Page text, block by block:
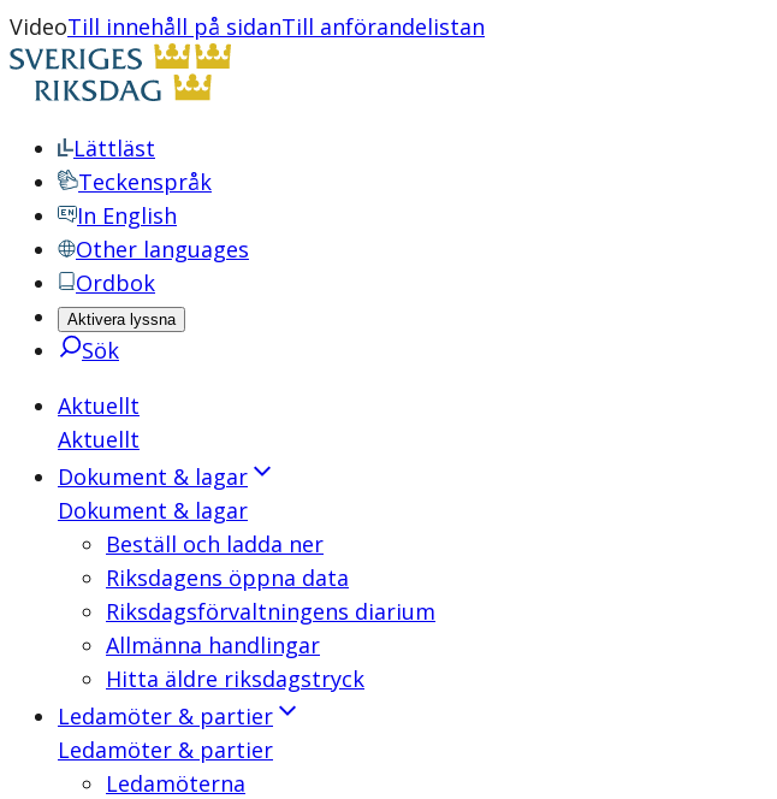
VideoTill innehåll på sidanTill anförandelistan
Lättläst
Teckenspråk
In English
Other languages
Ordbok
Aktivera lyssna
Sök
Aktuellt
Aktuellt
Dokument & lagar
Dokument & lagar
Beställ och ladda ner
Riksdagens öppna data
Riksdagsförvaltningens diarium
Allmänna handlingar
Hitta äldre riksdagstryck
Ledamöter & partier
Ledamöter & partier
Ledamöterna